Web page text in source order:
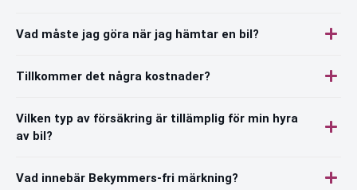
Vad måste jag göra när jag hämtar en bil?
Tillkommer det några kostnader?
Vilken typ av försäkring är tillämplig för min hyra
av bil?
Vad innebär Bekymmers-fri märkning?